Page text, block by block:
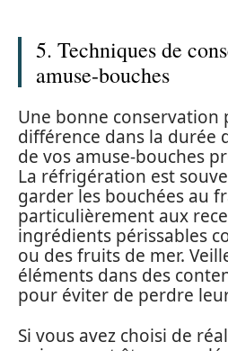
5. Techniques de
amuse-bouches
Une bonne
différence dans la durée
de vos amuse-bouches
La réfrigération est
garder les bouchées au
particulièrement aux
ingrédients périssables
ou des fruits de mer.
éléments dans des
pour éviter de perdre
Si vous avez choisi de